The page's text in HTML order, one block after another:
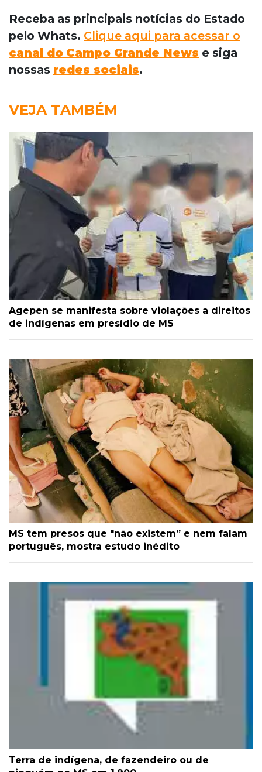
Receba as principais notícias do Estado
pelo Whats. Clique aqui para acessar o
canal do Campo Grande News e siga
nossas redes sociais.
VEJA TAMBÉM
Agepen se manifesta sobre violações a direitos
de indígenas em presídio de MS
MS tem presos que "não existem” e nem falam
português, mostra estudo inédito
Terra de indígena, de fazendeiro ou de